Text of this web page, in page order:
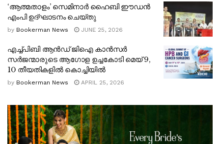
2019 നവംബര്‍ 17 നാണ് ചൈനയിലെ വുഹാനിലാണ്
കൊറോണ വൈറസിന്റെ സാന്നിധ്യം ആദ്യമായി
സ്ഥിരീകരിച്ചത്. എന്നാല്‍ ചൈനീസ് ഭരണകൂടം ഇത്
പോസ്റ്റ് വാര്‍ത്ത പുറത്തുവിട്ടു. സാര്‍സ് വൈറസിന്
സമാനമായ ഒന്ന് ഭീകരമായി പടരുന്നതായി
ആരോഗ്യവിദഗ്ധര്‍ മുന്നറിയിപ്പ് നല്‍കിയിട്ടും ചൈനീസ്
‘ആത്മതാളം’ സെമിനാർ ഹൈബി ഈഡൻ
എംപി ഉദ്ഘാടനം ചെയ്തു
by Bookerman News JUNE 25, 2026
എച്ച്പിബി ആന്‍ഡ് ജിഐ കാൻസർ
സര്‍ജന്മാരുടെ ആഗോള ഉച്ചകോടി മെയ് 9,
10 തീയതികളില്‍ കൊച്ചിയിൽ
by Bookerman News APRIL 25, 2026